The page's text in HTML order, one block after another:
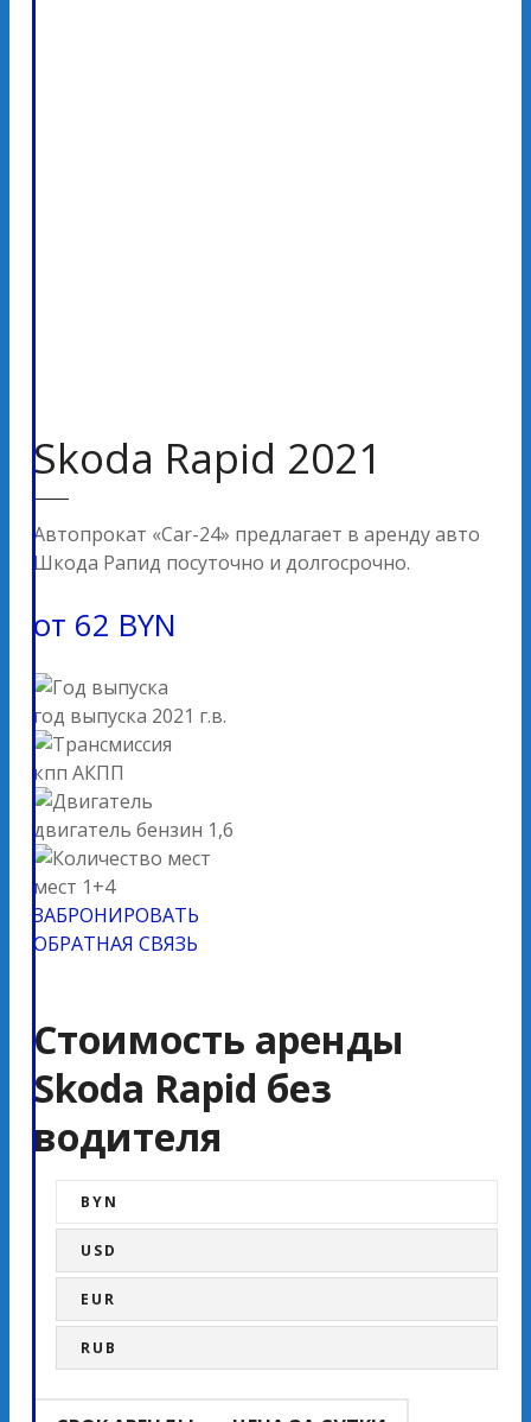
Skoda Rapid 2021
Автопрокат «Car-24» предлагает в аренду авто
Шкода Рапид посуточно и долгосрочно.
от 62 BYN
год выпуска 2021 г.в.
кпп АКПП
двигатель бензин 1,6
мест 1+4
ЗАБРОНИРОВАТЬ
ОБРАТНАЯ СВЯЗЬ
Стоимость аренды
Skoda Rapid без
водителя
BYN
USD
EUR
RUB